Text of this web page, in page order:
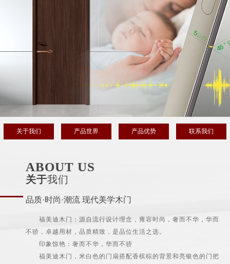
关于我们 产品世界 产品优势 联系我们
ABOUT US
关于我们
品质·时尚·潮流 现代美学木门
福美迪木门：源自流行设计理念，雍容时尚，奢而不华，华而
不骄，卓越用材，品质精致，是品位生活之选。
印象惊艳：奢而不华，华而不骄
福美迪木门，米白色的门扇搭配香槟棕的背景和亮银色的门把